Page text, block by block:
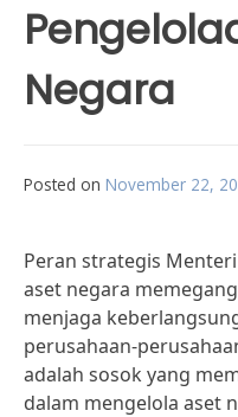
Negara
Posted on November 22,
Peran strategis
aset negara
menjaga
perusahaan-
adalah sosok yang
dalam mengelola aset